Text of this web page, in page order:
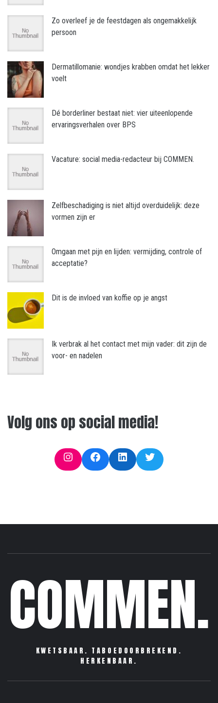
Zo overleef je de feestdagen als ongemakkelijk
persoon
Dermatillomanie: wondjes krabben omdat het lekker
voelt
Dé borderliner bestaat niet: vier uiteenlopende
ervaringsverhalen over BPS
Vacature: social media-redacteur bij COMMEN.
Zelfbeschadiging is niet altijd overduidelijk: deze
vormen zijn er
Omgaan met pijn en lijden: vermijding, controle of
acceptatie?
Dit is de invloed van koffie op je angst
Ik verbrak al het contact met mijn vader: dit zijn de
voor- en nadelen
Volg ons op social media!
InstagramFacebookLinkedInTwitter
COMMEN.
KWETSBAAR. TABOEDOORBREKEND.
HERKENBAAR.